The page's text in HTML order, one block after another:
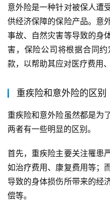
意外险是一种针对被保人遭
供经济保障的保险产品。意
事故、自然灾害等导致的身
害，保险公司将根据合同
款，以帮助其应对医疗费用
重疾险和意外险的区别
重疾险和意外险虽然都是为
两者有一些明显的区别。
首先，重疾险主要关注罹患
如治疗费用、康复费用等；
导致的身体损伤所带来的经
偿等。